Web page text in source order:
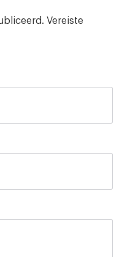
Vereiste